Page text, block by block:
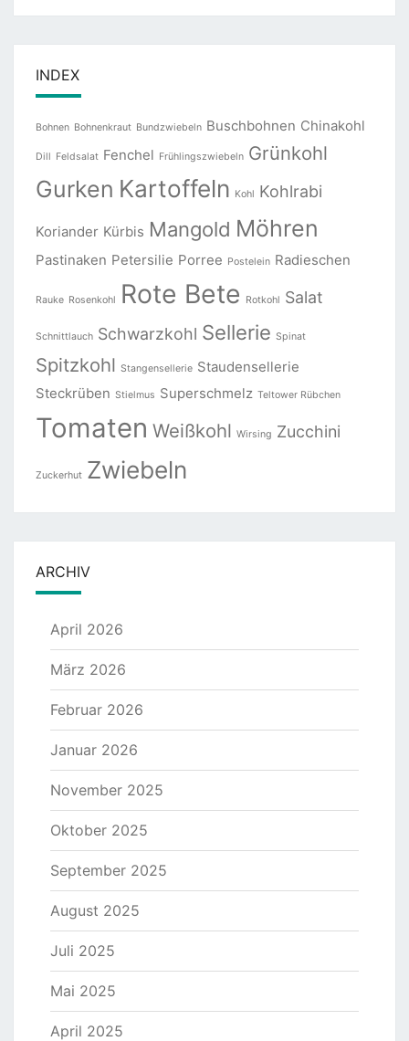
INDEX
Bohnen Bohnenkraut Bundzwiebeln Buschbohnen Chinakohl
Dill Feldsalat Fenchel Frühlingszwiebeln Grünkohl
Gurken Kartoffeln Kohl Kohlrabi
Koriander Kürbis Mangold Möhren
Pastinaken Petersilie Porree Postelein Radieschen
Rauke Rosenkohl Rote Bete Rotkohl Salat
Schnittlauch Schwarzkohl Sellerie Spinat
Spitzkohl Stangensellerie Staudensellerie
Steckrüben Stielmus Superschmelz Teltower Rübchen
Tomaten Weißkohl Wirsing Zucchini
Zuckerhut Zwiebeln
ARCHIV
April 2026
März 2026
Februar 2026
Januar 2026
November 2025
Oktober 2025
September 2025
August 2025
Juli 2025
Mai 2025
April 2025